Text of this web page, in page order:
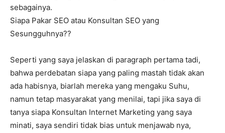
sebagainya.
Siapa Pakar SEO atau Konsultan SEO yang
Sesungguhnya??
Seperti yang saya jelaskan di paragraph pertama tadi,
bahwa perdebatan siapa yang paling mastah tidak akan
ada habisnya, biarlah mereka yang mengaku Suhu,
namun tetap masyarakat yang menilai, tapi jika saya di
tanya siapa Konsultan Internet Marketing yang saya
minati, saya sendiri tidak bias untuk menjawab nya,